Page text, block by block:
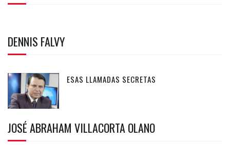
DENNIS FALVY
ESAS LLAMADAS SECRETAS
JOSÉ ABRAHAM VILLACORTA OLANO